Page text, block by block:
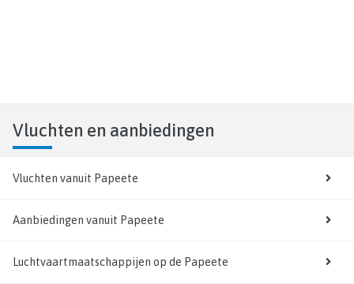
Vluchten en aanbiedingen
Vluchten vanuit Papeete
Aanbiedingen vanuit Papeete
Luchtvaartmaatschappijen op de Papeete